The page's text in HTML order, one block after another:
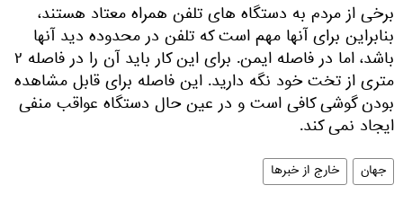
برخی از مردم به دستگاه های تلفن همراه معتاد هستند،
بنابراین برای آنها مهم است که تلفن در محدوده دید آنها
باشد، اما در فاصله ایمن. برای این کار باید آن را در فاصله ۲
متری از تخت خود نگه دارید. این فاصله برای قابل مشاهده
بودن گوشی کافی است و در عین حال دستگاه عواقب منفی
ایجاد نمی کند.
جهان خارج از خبرها